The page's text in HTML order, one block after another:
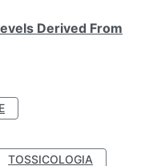
Derived From
TOSSICOLOGIA